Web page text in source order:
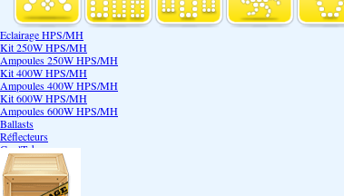
Eclairage HPS/MH
Kit 250W HPS/MH
Ampoules 250W HPS/MH
Kit 400W HPS/MH
Ampoules 400W HPS/MH
Kit 600W HPS/MH
Ampoules 600W HPS/MH
Ballasts
Réflecteurs
CoolTube
Accessoires
Eclairages LEDs
Eclairages ECO